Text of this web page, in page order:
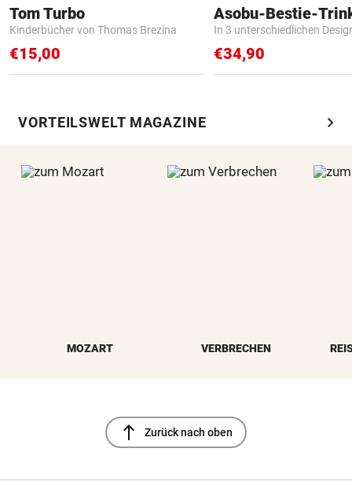
Tom Turbo
Kinderbücher von Thomas Brezina
€15,00
Asobu-Bestie-
In 3 unterschiedlichen
€34,90
VORTEILSWELT MAGAZINE chevron_right
MOZART VERBRECHEN
north Zurück nach oben